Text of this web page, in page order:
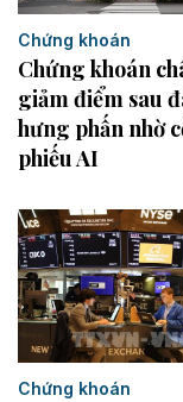
Chứng khoán
Chứng khoán
giảm điểm sau
hưng phấn nhờ
phiếu AI
Chứng khoán